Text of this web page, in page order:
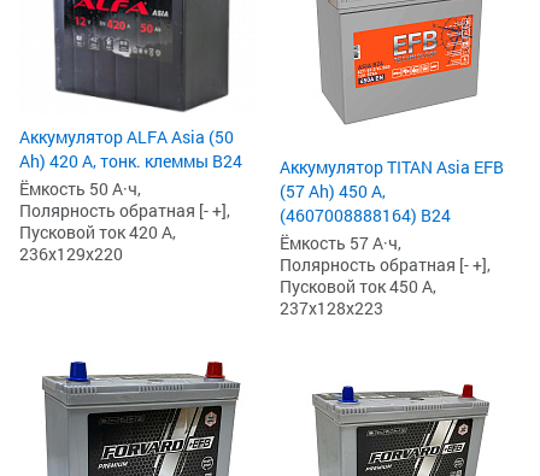
Аккумулятор ALFA Asia (50
Ah) 420 А, тонк. клеммы B24
Ёмкость 50 А·ч,
Полярность обратная [- +],
Пусковой ток 420 А,
236x129x220
Аккумулятор TITAN Asia EFB
(57 Ah) 450 А,
(4607008888164) B24
Ёмкость 57 А·ч,
Полярность обратная [- +],
Пусковой ток 450 А,
237x128x223